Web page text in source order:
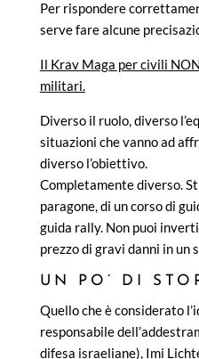
Per rispondere
serve fare alcune
Il Krav Maga per civili
militari.
Diverso il ruolo, diverso
situazioni che vanno ad
diverso l’obiettivo.
Completamente diverso.
paragone, di un corso di
guida rally. Non puoi
prezzo di gravi danni in un
UN PO’ DI
Quello che è considerato
responsabile
difesa israeliane), Imi